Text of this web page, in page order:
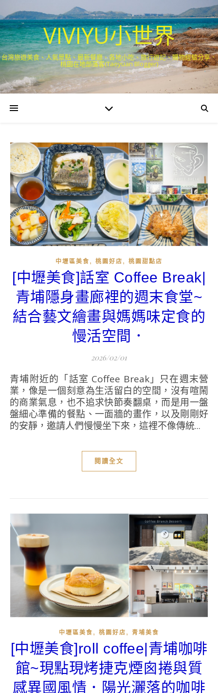
VIVIYU小世界
台灣旅遊美食、人氣景點、最新餐廳、各地小吃、旅行遊記、購物經驗分享．
桃園在地部落客(Taoyuan Blogger)
中壢區美食 , 桃園好店 , 桃園甜點店
[中壢美食]話室 Coffee Break|
青埔隱身畫廊裡的週末食堂~
結合藝文繪畫與媽媽味定食的
慢活空間．
2026/02/01
青埔附近的「話室 Coffee Break」只在週末營
業，像是一個刻意為生活留白的空間，沒有喧鬧
的商業氣息，也不追求快節奏翻桌，而是用一盤
盤細心準備的餐點、一面牆的畫作，以及剛剛好
的安靜，邀請人們慢慢坐下來，這裡不像傳統...
閱讀全文
中壢區美食 , 桃園好店 , 青埔美食
[中壢美食]roll coffee|青埔咖啡
館~現點現烤捷克煙囪捲與質
感異國風情．陽光灑落的咖啡